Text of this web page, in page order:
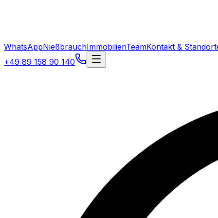
WhatsAppNießbrauchImmobilienTeamKontakt &
+49 89 158 90 140